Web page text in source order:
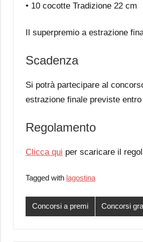
• 10 cocotte Tradizione 22 cm
Il superpremio a estrazione
Scadenza
Si potrà partecipare al
estrazione finale previste
Regolamento
Clicca qui per scaricare il
Tagged with lagostina
Concorsi a premi Concorsi